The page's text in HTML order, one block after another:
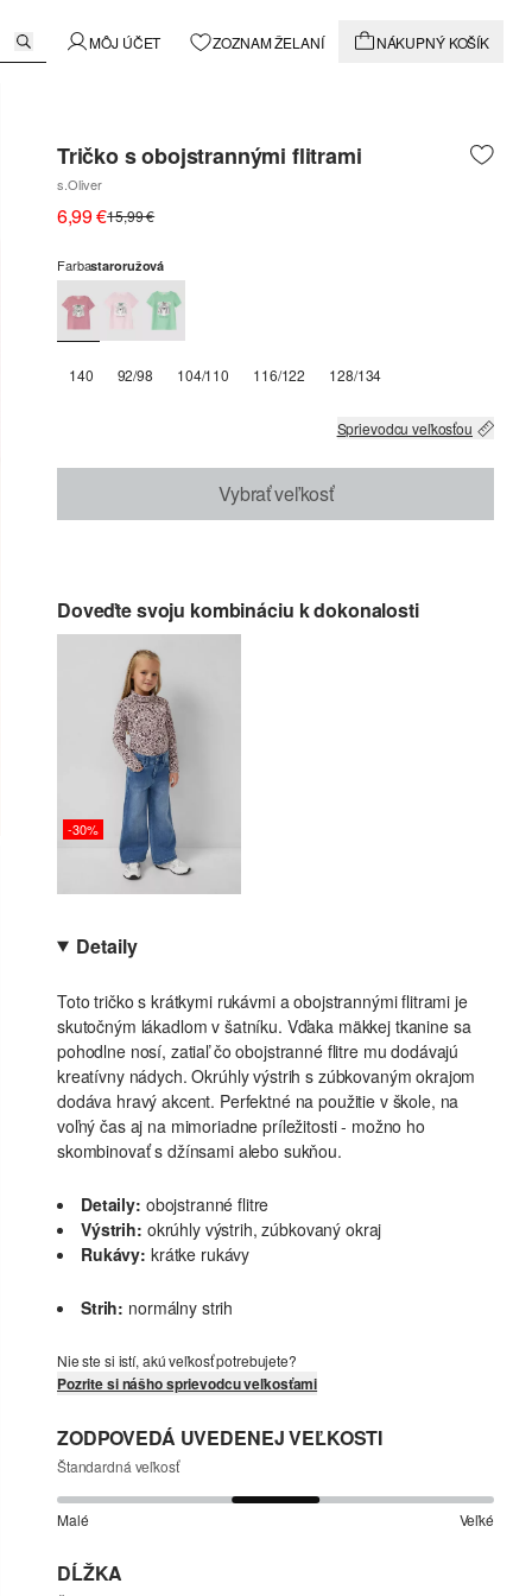
MÔJ ÚČET ZOZNAM ŽELANÍ NÁKUPNÝ KOŠÍK
Tričko s obojstrannými flitrami
s.Oliver
6,99 €15,99 €
Farbastaroružová
140 92/98 104/110 116/122 128/134
Sprievodcu veľkosťou
Vybrať veľkosť
Doveďte svoju kombináciu k dokonalosti
-30%
Detaily
Toto tričko s krátkymi rukávmi a obojstrannými flitrami je
skutočným lákadlom v šatníku. Vďaka mäkkej tkanine sa
pohodlne nosí, zatiaľ čo obojstranné flitre mu dodávajú
kreatívny nádych. Okrúhly výstrih s zúbkovaným okrajom
dodáva hravý akcent. Perfektné na použitie v škole, na
voľný čas aj na mimoriadne príležitosti - možno ho
skombinovať s džínsami alebo sukňou.
Detaily: obojstranné flitre
Výstrih: okrúhly výstrih, zúbkovaný okraj
Rukávy: krátke rukávy
Strih: normálny strih
Nie ste si istí, akú veľkosť potrebujete?
Pozrite si nášho sprievodcu veľkosťami
ZODPOVEDÁ UVEDENEJ VEĽKOSTI
Štandardná veľkosť
Malé Veľké
DĹŽKA